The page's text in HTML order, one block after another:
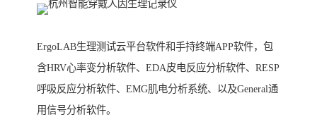
ErgoLAB生理测试云平台软件和手持终端APP软件，包
含HRV心率变分析软件、EDA皮电反应分析软件、RESP
呼吸反应分析软件、EMG肌电分析系统、以及General通
用信号分析软件。